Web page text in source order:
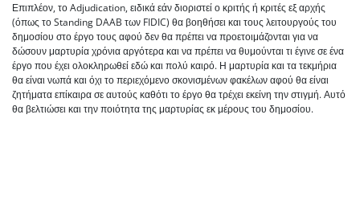
Επιπλέον, το Adjudication, ειδικά εάν διοριστεί ο κριτής ή κριτές εξ αρχής
(όπως το Standing DAAB των FIDIC) θα βοηθήσει και τους λειτουργούς του
δημοσίου στο έργο τους αφού δεν θα πρέπει να προετοιμάζονται για να
δώσουν μαρτυρία χρόνια αργότερα και να πρέπει να θυμούνται τι έγινε σε ένα
έργο που έχει ολοκληρωθεί εδώ και πολύ καιρό. Η μαρτυρία και τα τεκμήρια
θα είναι νωπά και όχι το περιεχόμενο σκονισμένων φακέλων αφού θα είναι
ζητήματα επίκαιρα σε αυτούς καθότι το έργο θα τρέχει εκείνη την στιγμή. Αυτό
θα βελτιώσει και την ποιότητα της μαρτυρίας εκ μέρους του δημοσίου.